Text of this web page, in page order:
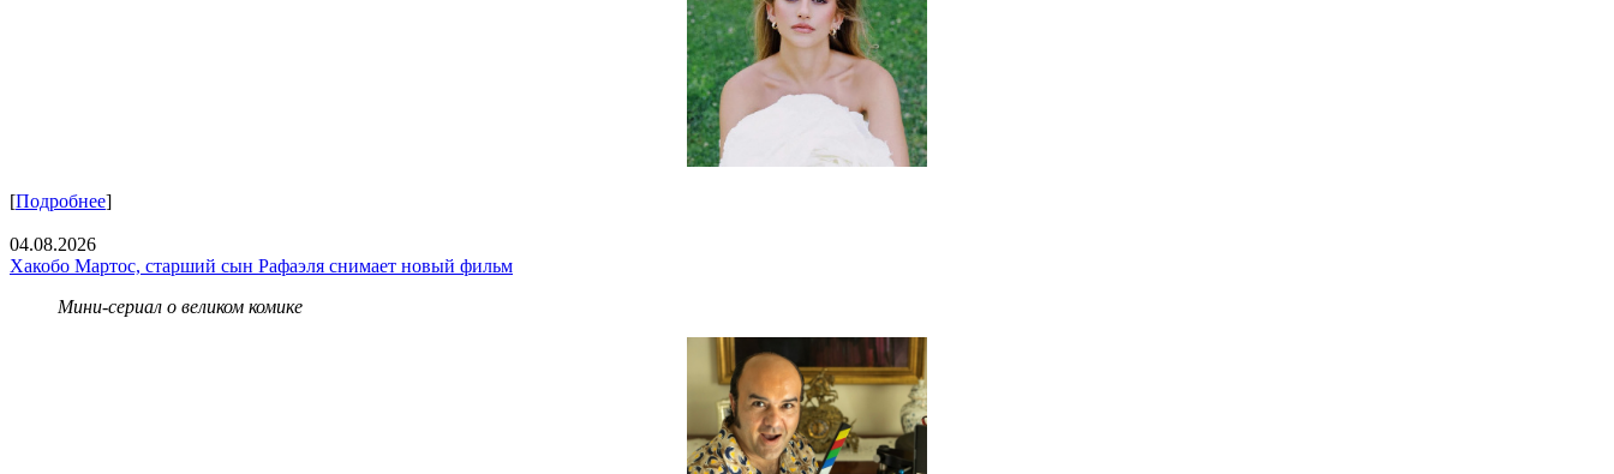
[Подробнее]
04.08.2026
Хакобо Мартос, старший сын Рафаэля снимает новый фильм
Мини-сериал о великом комике